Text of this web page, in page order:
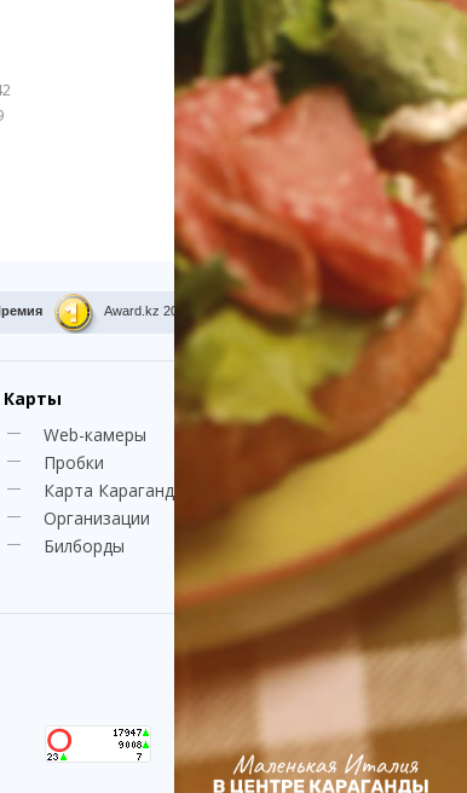
Award.kz 2015. I место
Карты
Web-камеры
Пробки
Карта Караганды
Организации
Билборды